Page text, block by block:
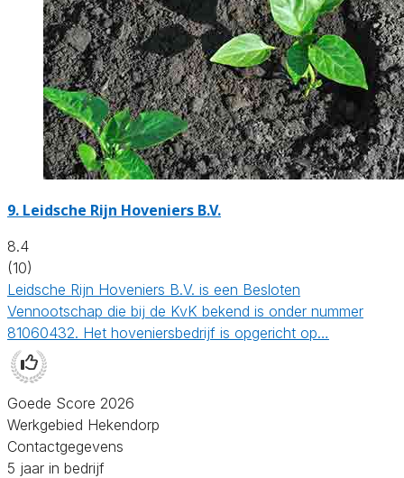
9. Leidsche Rijn Hoveniers B.V.
8.4
(10)
Leidsche Rijn Hoveniers B.V. is een Besloten
Vennootschap die bij de KvK bekend is onder nummer
81060432. Het hoveniersbedrijf is opgericht op…
Goede Score 2026
Werkgebied Hekendorp
Contactgegevens
5 jaar in bedrijf